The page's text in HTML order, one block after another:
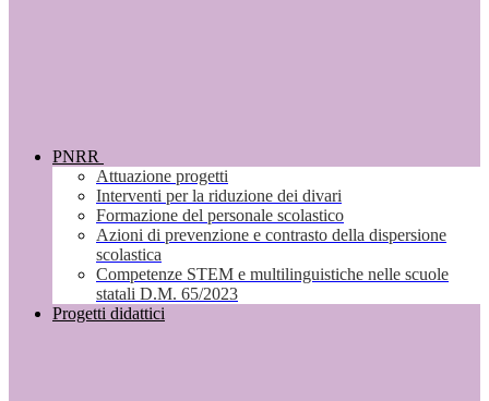
PNRR
Attuazione progetti
Interventi per la riduzione dei divari
Formazione del personale scolastico
Azioni di prevenzione e contrasto della dispersione
scolastica
Competenze STEM e multilinguistiche nelle scuole
statali D.M. 65/2023
Progetti didattici